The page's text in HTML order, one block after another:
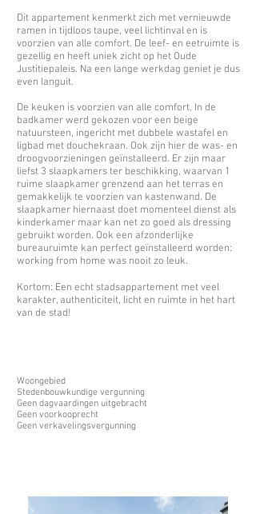
Dit appartement kenmerkt zich met vernieuwde
ramen in tijdloos taupe, veel lichtinval en is
voorzien van alle comfort. De leef- en eetruimte is
gezellig en heeft uniek zicht op het Oude
Justitiepaleis. Na een lange werkdag geniet je dus
even languit.
De keuken is voorzien van alle comfort. In de
badkamer werd gekozen voor een beige
natuursteen, ingericht met dubbele wastafel en
ligbad met douchekraan. Ook zijn hier de was- en
droogvoorzieningen geïnstalleerd. Er zijn maar
liefst 3 slaapkamers ter beschikking, waarvan 1
ruime slaapkamer grenzend aan het terras en
gemakkelijk te voorzien van kastenwand. De
slaapkamer hiernaast doet momenteel dienst als
kinderkamer maar kan net zo goed als dressing
gebruikt worden. Ook een afzonderlijke
bureauruimte kan perfect geïnstalleerd worden:
working from home was nooit zo leuk.
Kortom: Een echt stadsappartement met veel
karakter, authenticiteit, licht en ruimte in het hart
van de stad!
Woongebied
Stedenbouwkundige vergunning
Geen dagvaardingen uitgebracht
Geen voorkooprecht
Geen verkavelingsvergunning